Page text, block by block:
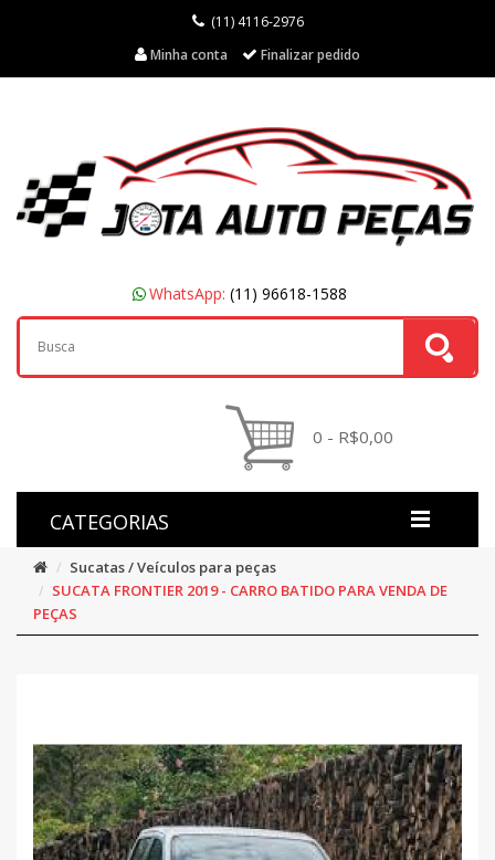
(11) 4116-2976
Minha conta
Finalizar pedido
WhatsApp: (11) 96618-1588
0 - R$0,00
CATEGORIAS
Sucatas / Veículos para peças
SUCATA FRONTIER 2019 - CARRO BATIDO PARA VENDA DE
PEÇAS